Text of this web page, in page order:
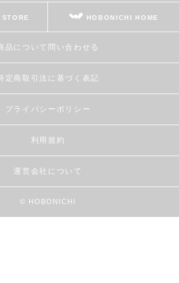
HOBONICHI HOME
品について問い合わせる
定商取引法に基づく表記
プライバシーポリシー
利用規約
運営会社について
© HOBONICHI